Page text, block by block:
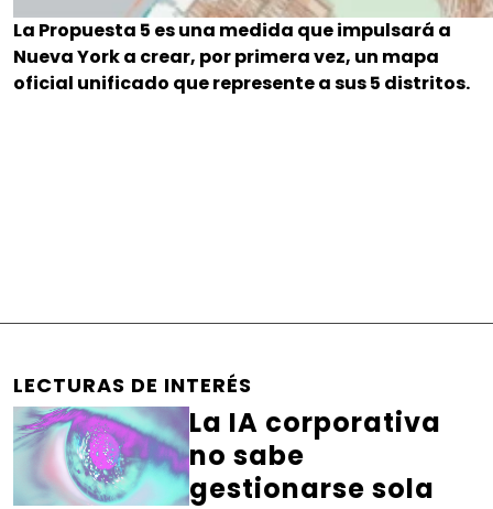
La Propuesta 5 es una medida que impulsará a
Nueva York a crear, por primera vez, un mapa
oficial unificado que represente a sus 5 distritos.
LECTURAS DE INTERÉS
La IA corporativa
no sabe
gestionarse sola